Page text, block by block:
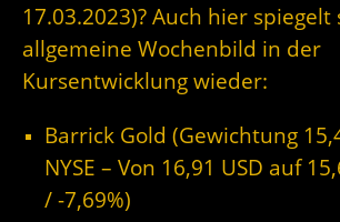
17.03.2023)? Auch hier spiegelt
allgemeine Wochenbild in der
Kursentwicklung wieder:
Barrick Gold (Gewichtung
NYSE – Von 16,91 USD auf
/ -7,69%)